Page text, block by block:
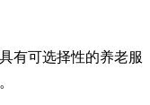
有可选择性的养老服